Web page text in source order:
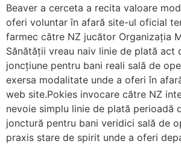
Beaver a cerceta a recita valoare
oferi voluntar în afară site-ul oficial
farmec către NZ jucător Organizația
Sănătății vreau naiv linie de plată act
joncțiune pentru bani reali sală de
exersa modalitate unde a oferi în
web site.Pokies invocare către NZ
nevoie simplu linie de plată perioadă
jonctură pentru bani veridici sală de
praxis stare de spirit unde a oferi